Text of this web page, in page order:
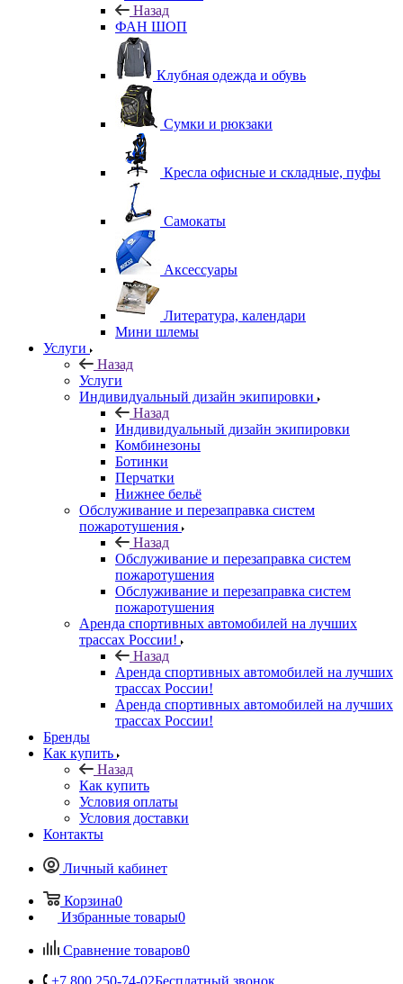
Назад
ФАН ШОП
Клубная одежда и обувь
Сумки и рюкзаки
Кресла офисные и складные, пуфы
Самокаты
Аксессуары
Литература, календари
Мини шлемы
Услуги
Назад
Услуги
Индивидуальный дизайн экипировки
Назад
Индивидуальный дизайн экипировки
Комбинезоны
Ботинки
Перчатки
Нижнее бельё
Обслуживание и перезаправка систем
пожаротушения
Назад
Обслуживание и перезаправка систем
пожаротушения
Обслуживание и перезаправка систем
пожаротушения
Аренда спортивных автомобилей на лучших
трассах России!
Назад
Аренда спортивных автомобилей на лучших
трассах России!
Аренда спортивных автомобилей на лучших
трассах России!
Бренды
Как купить
Назад
Как купить
Условия оплаты
Условия доставки
Контакты
Личный кабинет
Корзина0
Избранные товары0
Сравнение товаров0
+7 800 250-74-02Бесплатный звонок